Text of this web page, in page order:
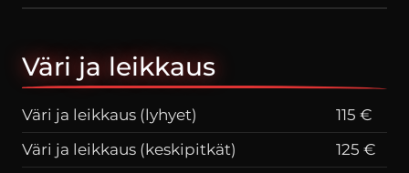
Väri ja leikkaus
Väri ja leikkaus (lyhyet)
115 €
Väri ja leikkaus (keskipitkät)
125 €